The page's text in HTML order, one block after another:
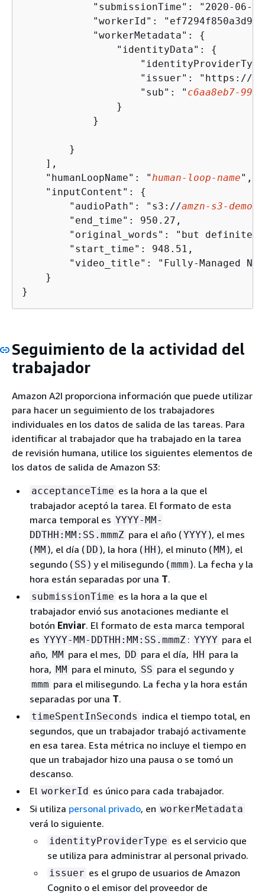
"submissionTime": "2020-06-
"workerId":
            "workerMetadata":
{
                "identityData":
{
"issuer": "https://
                    "sub": "
c6aa8eb7-
                }
            }
        }
    ],
    "humanLoopName": "
human-loop-name",
    "inputContent":
{
        "audioPath": "s3://
amzn-s3-demo-
        "end_time": 950.27,
"original_words": "but
        "start_time": 948.51,
"video_title": "Fully-Managed
    }
}
Seguimiento de la actividad del
trabajador
Amazon A2I proporciona información que puede utilizar
para hacer un seguimiento de los trabajadores
individuales en los datos de salida de las tareas. Para
identificar al trabajador que ha trabajado en la tarea
de revisión humana, utilice los siguientes elementos de
los datos de salida de Amazon S3:
acceptanceTime es la hora a la que el
trabajador aceptó la tarea. El formato de esta
marca temporal es YYYY-MM-
DDTHH:MM:SS.mmmZ para el año (YYYY), el mes
(MM ), el día ( DD ), la hora ( HH ), el minuto (MM ), el
segundo ( SS ) y el milisegundo (mmm ). La fecha y la
hora están separadas por una T.
submissionTime es la hora a la que el
trabajador envió sus anotaciones mediante el
botón Enviar. El formato de esta marca temporal
es YYYY-MM-DDTHH:MM:SS.mmmZ : YYYY para el
año, MM para el mes, DD para el día, HH para la
hora, MM para el minuto, SS para el segundo y
mmm para el milisegundo. La fecha y la hora están
separadas por una T.
timeSpentInSeconds indica el tiempo total, en
segundos, que un trabajador trabajó activamente
en esa tarea. Esta métrica no incluye el tiempo en
que un trabajador hizo una pausa o se tomó un
descanso.
El workerId es único para cada trabajador.
Si utiliza personal privado, en workerMetadata
verá lo siguiente.
identityProviderType es el servicio que
se utiliza para administrar al personal privado.
issuer es el grupo de usuarios de Amazon
Cognito o el emisor del proveedor de